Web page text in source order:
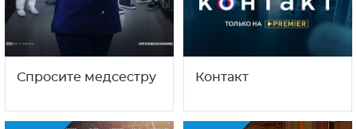
Спросите медсестру Контакт